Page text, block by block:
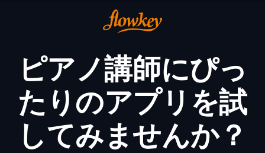
ピアノ講師にぴっ
たりのアプリを試
してみませんか？